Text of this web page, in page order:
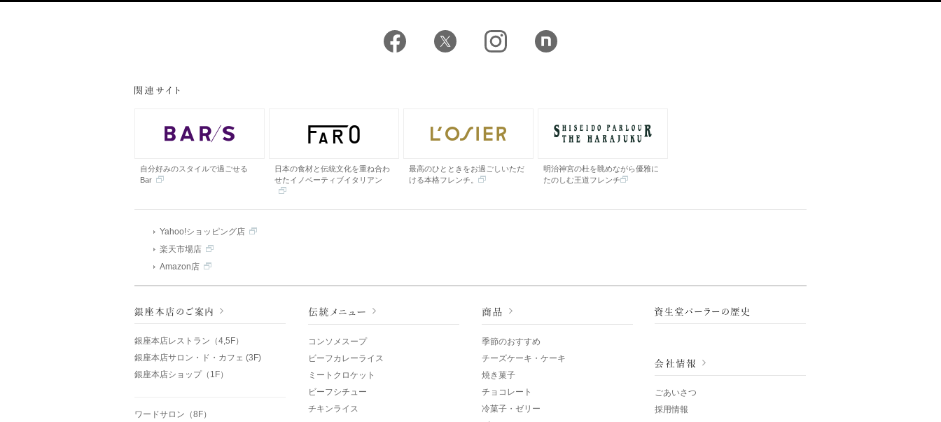
自分好みのスタイルで過ごせる
Bar
日本の食材と伝統文化を重ね合わ
せたイノベーティブイタリアン
最高のひとときをお過ごしいただ
ける本格フレンチ。
明治神宮の杜を眺めながら優雅に
たのしむ王道フレンチ
Yahoo!ショッピング店
楽天市場店
Amazon店
銀座本店レストラン（4,5F）
銀座本店サロン・ド・カフェ (3F)
銀座本店ショップ（1F）
ワードサロン（8F）
コンソメスープ
ビーフカレーライス
ミートクロケット
ビーフシチュー
チキンライス
季節のおすすめ
チーズケーキ・ケーキ
焼き菓子
チョコレート
冷菓子・ゼリー
ごあいさつ
採用情報